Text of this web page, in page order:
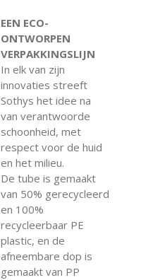
EEN ECO-
ONTWORPEN
VERPAKKINGSLIJN
In elk van zijn
innovaties streeft
Sothys het idee na
van verantwoorde
schoonheid, met
respect voor de huid
en het milieu.
De tube is gemaakt
van 50% gerecycleerd
en 100%
recycleerbaar PE
plastic, en de
afneembare dop is
gemaakt van PP